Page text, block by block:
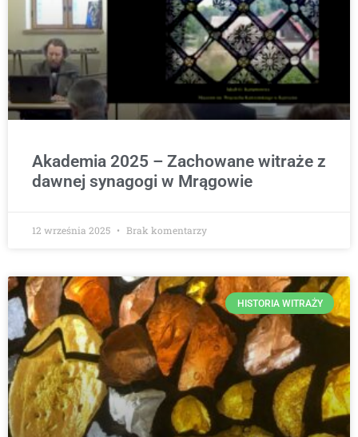
Akademia 2025 – Zachowane witraże z
dawnej synagogi w Mrągowie
12 września 2025 Brak komentarzy
HISTORIA WITRAŻY